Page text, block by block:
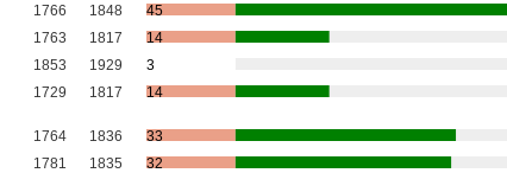
1766 1848
45
1763 1817
14
1853 1929
3
1729 1817 14
1764 1836
33
1781 1835 32